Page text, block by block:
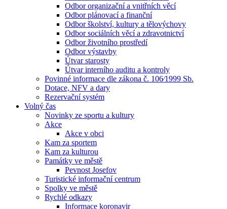
Odbor organizační a vnitřních věcí
Odbor plánovací a finanční
Odbor školství, kultury a tělovýchovy
Odbor sociálních věcí a zdravotnictví
Odbor životního prostředí
Odbor výstavby
Útvar starosty
Útvar interního auditu a kontroly
Povinné informace dle zákona č. 106⁄1999 Sb.
Dotace, NFV a dary
Rezervační systém
Volný čas
Novinky ze sportu a kultury
Akce
Akce v obci
Kam za sportem
Kam za kulturou
Památky ve městě
Pevnost Josefov
Turistické informační centrum
Spolky ve městě
Rychlé odkazy
Informace koronavir